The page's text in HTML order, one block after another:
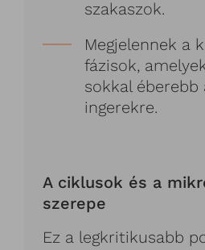
szakaszok.
Megjelennek a
fázisok,
sokkal éberebb
ingerekre.
A ciklusok és a
szerepe
Ez a legkritikusabb